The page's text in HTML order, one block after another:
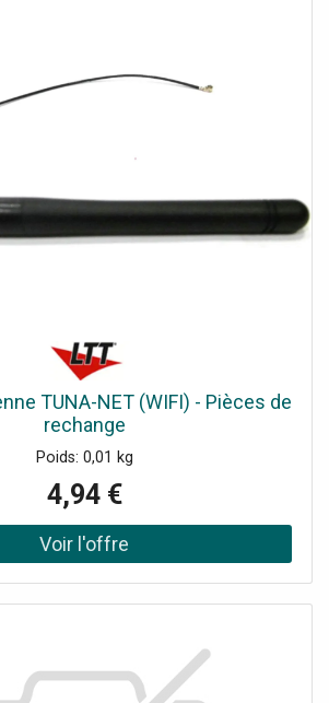
TUNA-NET (WIFI) - Pièces de
rechange
Poids: 0,01 kg
4,94 €